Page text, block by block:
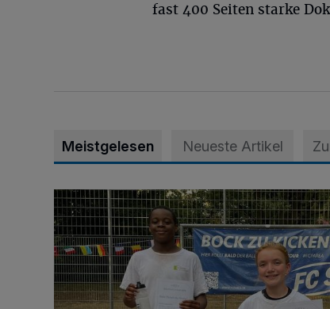
fast 400 Seiten starke
Meistgelesen Neueste Artikel
Bolzplatz-Tour: Viele Tore am Kalkumer Feld